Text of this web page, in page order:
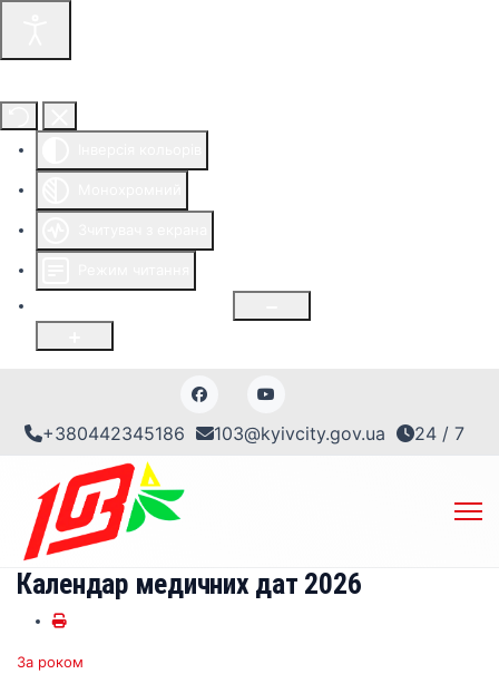
+380442345186 103@kyivcity.gov.ua 24 / 7
Календар медичних дат 2026
За роком